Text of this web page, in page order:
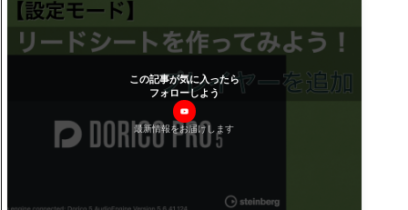
この記事が気に入ったら
フォローしよう
最新情報をお届けします